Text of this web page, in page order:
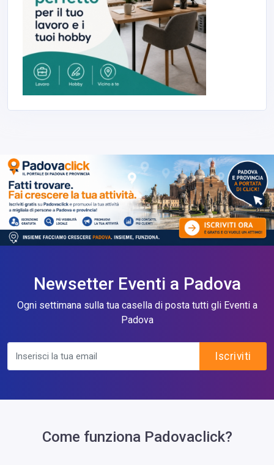
Newsetter Eventi a Padova
Ogni settimana sulla tua casella di posta tutti gli Eventi a
Padova
Iscriviti
Come funziona Padovaclick?